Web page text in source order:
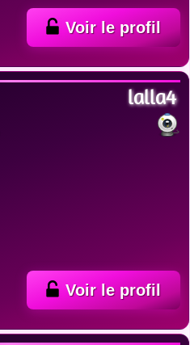
Voir le profil
lalla4
Voir le profil